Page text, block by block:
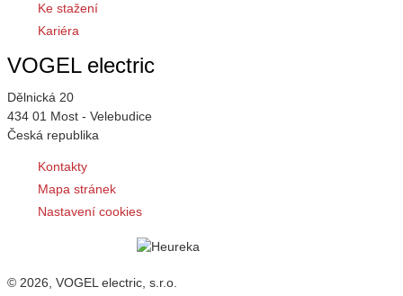
Ke stažení
Kariéra
VOGEL electric
Dělnická 20
434 01 Most - Velebudice
Česká republika
Kontakty
Mapa stránek
Nastavení cookies
© 2026, VOGEL electric, s.r.o.